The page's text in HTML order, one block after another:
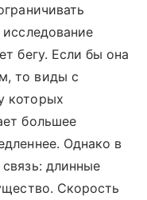
бегу. Если бы она
то виды с
которых
большее
Однако в
длинные
Скорость